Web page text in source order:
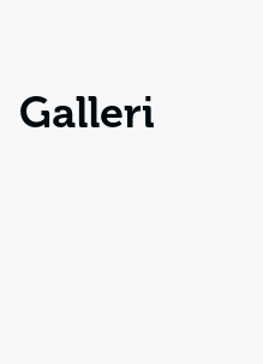
Galleri